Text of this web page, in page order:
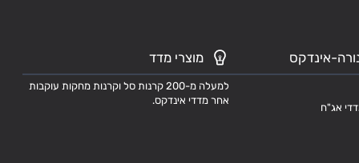
אינדקס
אג"ח
מוצרי מדד
למעלה מ-200 קרנות סל וקרנות מחקות עוקבות
אחר מדדי אינדקס.